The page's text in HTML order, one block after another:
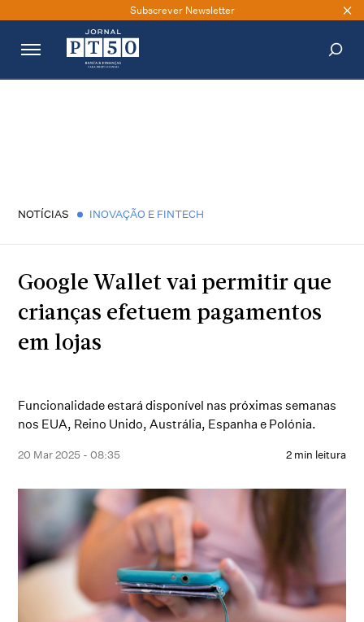
Subscrever Newsletter
NOTÍCIAS INOVAÇÃO E FINTECH
Google Wallet vai permitir que
crianças efetuem pagamentos
em lojas
Funcionalidade estará disponível nas próximas semanas
nos EUA, Reino Unido, Austrália, Espanha e Polónia.
20 Mar 2025 - 08:35 2 min leitura